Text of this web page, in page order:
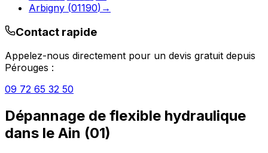
Arbigny (01190) →
Contact rapide
Appelez-nous directement pour un devis gratuit depuis
Pérouges :
09 72 65 32 50
Dépannage de flexible hydraulique
dans le Ain (01)